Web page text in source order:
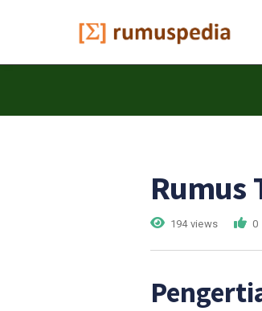
Rumus
194 views 0